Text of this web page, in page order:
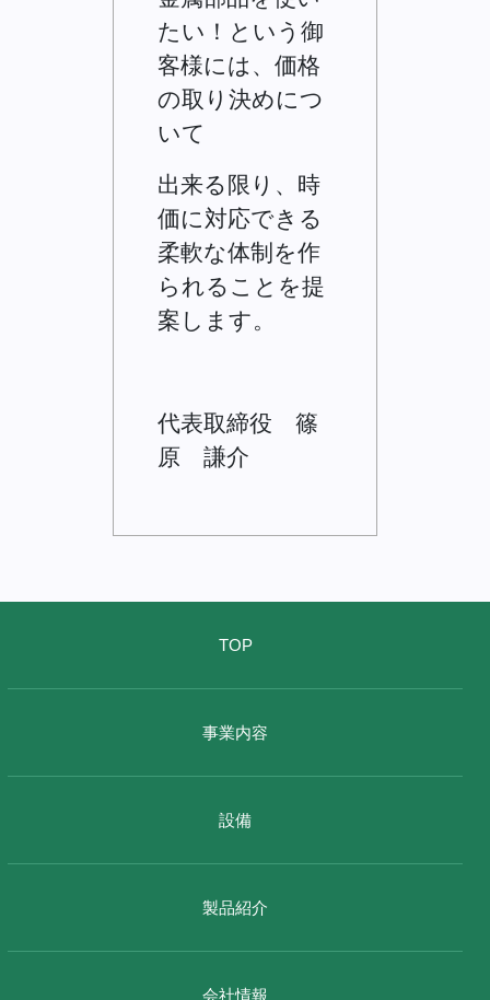
たい！という御
客様には、価格
の取り決めにつ
いて
出来る限り、時
価に対応できる
柔軟な体制を作
られることを提
案します。
代表取締役 篠
原 謙介
TOP
事業内容
設備
製品紹介
会社情報